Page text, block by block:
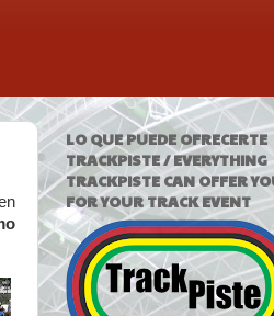
LO QUE PUEDE OFRECERTE
TRACKPISTE / EVERYTHING
TRACKPISTE CAN OFFER
FOR YOUR TRACK EVENT